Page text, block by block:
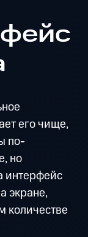
его чище,
по-
но
интерфейс
экране,
количестве